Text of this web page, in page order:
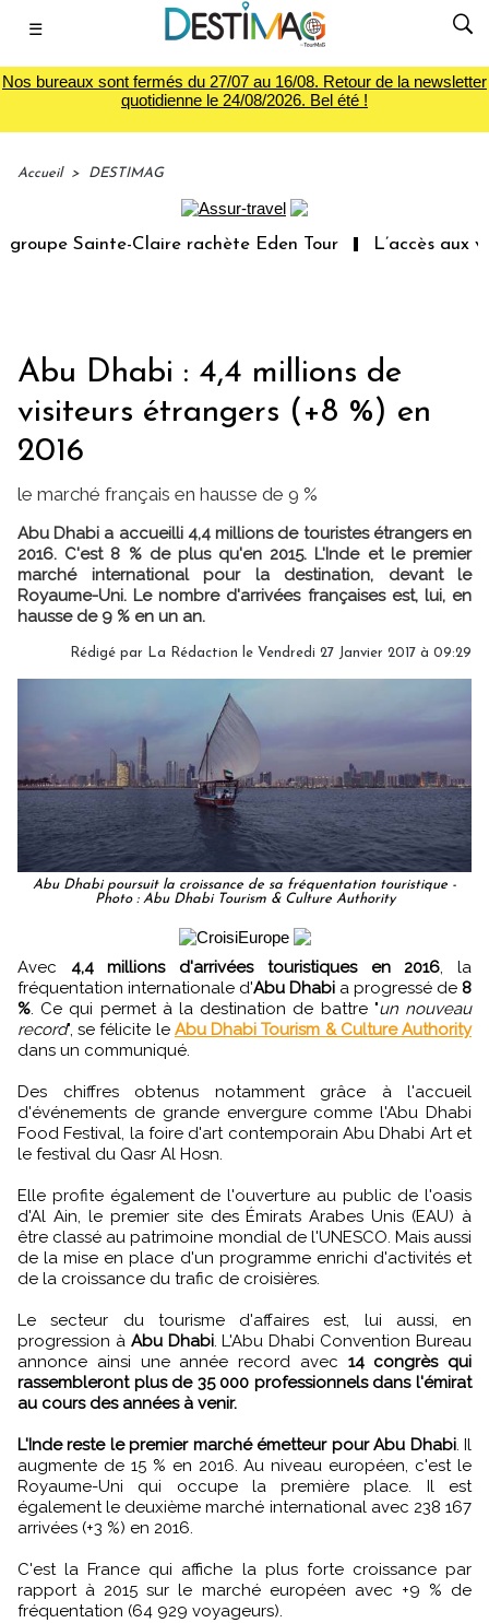
☰
Nos bureaux sont fermés du 27/07 au 16/08. Retour de la newsletter
quotidienne le 24/08/2026. Bel été !
Accueil > DESTIMAG
Sainte-Claire rachète Eden Tour L’accès aux
Abu Dhabi : 4,4 millions de
visiteurs étrangers (+8 %) en
2016
le marché français en hausse de 9 %
Abu Dhabi a accueilli 4,4 millions de touristes étrangers en
2016. C'est 8 % de plus qu'en 2015. L'Inde et le premier
marché international pour la destination, devant le
Royaume-Uni. Le nombre d'arrivées françaises est, lui, en
hausse de 9 % en un an.
Rédigé par La Rédaction le Vendredi 27 Janvier 2017 à 09:29
Abu Dhabi poursuit la croissance de sa fréquentation touristique -
Photo : Abu Dhabi Tourism & Culture Authority
Avec 4,4 millions d'arrivées touristiques en 2016, la
fréquentation internationale d'Abu Dhabi a progressé de 8
%. Ce qui permet à la destination de battre "un nouveau
record", se félicite le Abu Dhabi Tourism & Culture Authority
dans un communiqué.
Des chiffres obtenus notamment grâce à l'accueil
d'événements de grande envergure comme l'Abu Dhabi
Food Festival, la foire d'art contemporain Abu Dhabi Art et
le festival du Qasr Al Hosn.
Elle profite également de l'ouverture au public de l'oasis
d'Al Ain, le premier site des Émirats Arabes Unis (EAU) à
être classé au patrimoine mondial de l'UNESCO. Mais aussi
de la mise en place d'un programme enrichi d'activités et
de la croissance du trafic de croisières.
Le secteur du tourisme d'affaires est, lui aussi, en
progression à Abu Dhabi. L'Abu Dhabi Convention Bureau
annonce ainsi une année record avec 14 congrès qui
rassembleront plus de 35 000 professionnels dans l'émirat
au cours des années à venir.
L'Inde reste le premier marché émetteur pour Abu Dhabi. Il
augmente de 15 % en 2016. Au niveau européen, c'est le
Royaume-Uni qui occupe la première place. Il est
également le deuxième marché international avec 238 167
arrivées (+3 %) en 2016.
C'est la France qui affiche la plus forte croissance par
rapport à 2015 sur le marché européen avec +9 % de
fréquentation (64 929 voyageurs).